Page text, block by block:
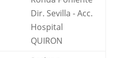
Dir. Sevilla - Acc.
Hospital
QUIRON